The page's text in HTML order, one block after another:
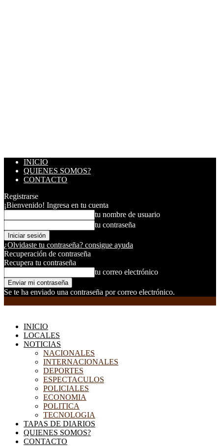
INICIO
QUIENES SOMOS?
CONTACTO
Registrarse
¡Bienvenido! Ingresa en tu cuenta
tu nombre de usuario
tu contraseña
¿Olvidaste tu contraseña? consigue ayuda
Recuperación de contraseña
Recupera tu contraseña
tu correo electrónico
Se te ha enviado una contraseña por correo electrónico.
INICIO
LOCALES
NOTICIAS
NACIONALES
INTERNACIONALES
DEPORTES
ESPECTACULOS
POLICIALES
ECONOMIA
POLITICA
TECNOLOGIA
TAPAS DE DIARIOS
QUIENES SOMOS?
CONTACTO